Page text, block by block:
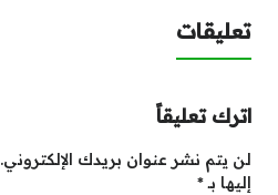
تعليقات
اترك تعليقاً
لن يتم نشر عنوان بريدك الإلكتروني.
إليها بـ*